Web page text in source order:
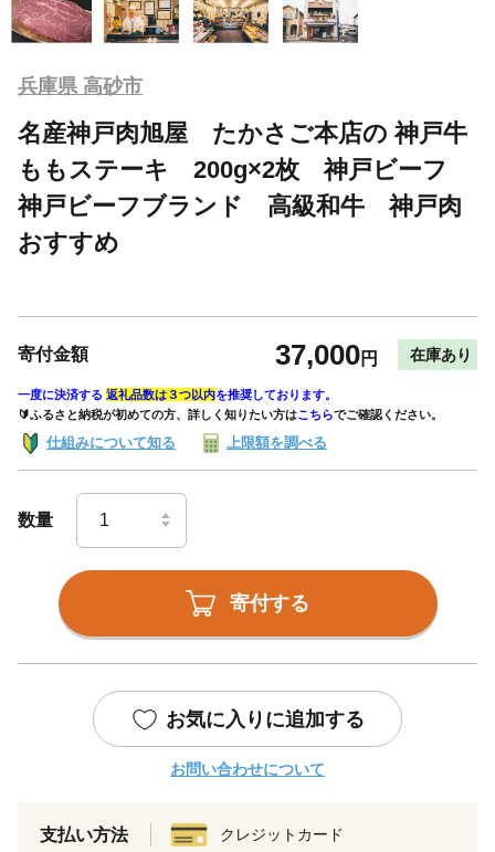
兵庫県 高砂市
名産神戸肉旭屋 たかさご本店の 神戸牛
ももステーキ 200g×2枚 神戸ビーフ
神戸ビーフブランド 高級和牛 神戸肉
おすすめ
寄付金額 37,000円 在庫あり
一度に決済する 返礼品数は３つ以内を推奨しております。
🔰ふるさと納税が初めての方、詳しく知りたい方はこちらでご確認ください。
仕組みについて知る 上限額を調べる
数量
寄付する
お気に入りに追加する
お問い合わせについて
支払い方法 クレジットカード